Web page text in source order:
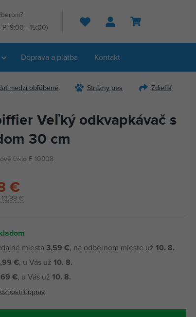
Pi 9:00 - 15:00) Hľadať
Doprava a platba Kontakt
medzi obľúbené Strážny pes Zdieľať
Veľký odkvapkávač s
30 cm
číslo E 10908
13,99 €
€
miesta 3,59 €, na odbernom mieste už 10. 8.
€, u Vás už 10. 8.
€, u Vás už 10. 8.
doprav